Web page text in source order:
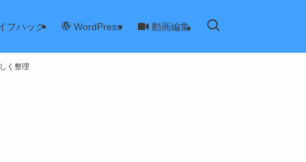
フハック WordPress 動画編集
く整理